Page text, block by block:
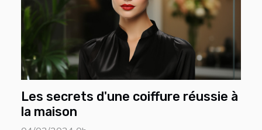
Les secrets d'une coiffure réussie à
la maison